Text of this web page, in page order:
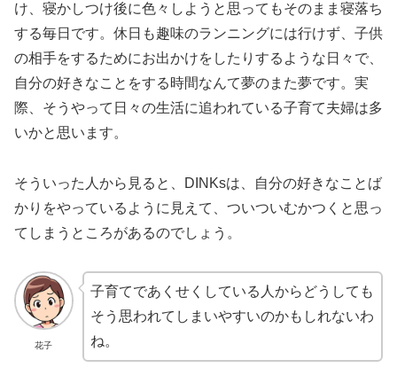
け、寝かしつけ後に色々しようと思ってもそのまま寝落ち
する毎日です。休日も趣味のランニングには行けず、子供
の相手をするためにお出かけをしたりするような日々で、
自分の好きなことをする時間なんて夢のまた夢です。実
際、そうやって日々の生活に追われている子育て夫婦は多
いかと思います。
そういった人から見ると、DINKsは、自分の好きなことば
かりをやっているように見えて、ついついむかつくと思っ
てしまうところがあるのでしょう。
花子
子育てであくせくしている人からどうしても
そう思われてしまいやすいのかもしれないわ
ね。